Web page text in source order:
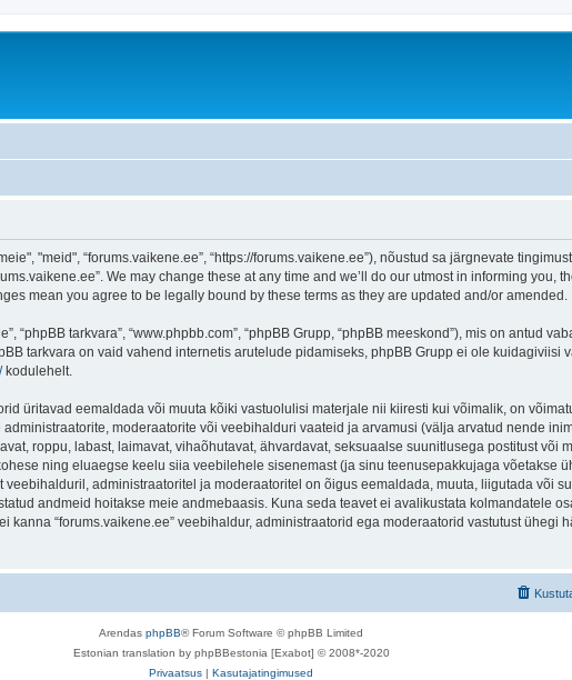
"meid", “forums.vaikene.ee”, “https://forums.vaikene.ee”), nõustud sa järgnevate
We may change these at any time and we’ll do our utmost in informing you,
mean you agree to be legally bound by these terms as they are updated and/or amended.
“phpBB tarkvara”, “www.phpbb.com”, “phpBB Grupp, “phpBB meeskond”), mis on antud
tarkvara on vaid vahend internetis arutelude pidamiseks, phpBB Grupp ei ole kuidagiviisi
kodulehelt.
üritavad eemaldada või muuta kõiki vastuolulisi materjale nii kiiresti kui võimalik, on
moderaatorite või veebihalduri vaateid ja arvamusi (välja arvatud nende
roppu, labast, laimavat, vihaõhutavat, ähvardavat, seksuaalse suunitlusega postitust või
ning eluaegse keelu siia veebilehele sisenemast (ja sinu teenusepakkujaga võetakse
administraatoritel ja moderaatoritel on õigus eemaldada, muuta, liigutada või
andmeid hoitakse meie andmebaasis. Kuna seda teavet ei avalikustata kolmandatele
“forums.vaikene.ee” veebihaldur, administraatorid ega moderaatorid vastutust ühegi
Arendas phpBB® Forum Software © phpBB Limited
Estonian translation by phpBBestonia [Exabot] © 2008*-2020
Privaatsus | Kasutajatingimused